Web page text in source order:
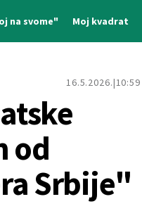
na svome" Moj kvadrat
16.5.2026. 10:59
od
Srbije"